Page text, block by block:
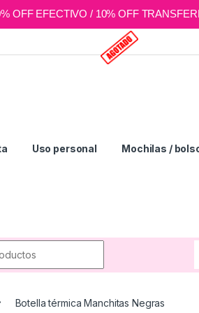
OFF EFECTIVO / 10% OFF
Uso personal Mochilas /
Botella térmica Manchitas Negras